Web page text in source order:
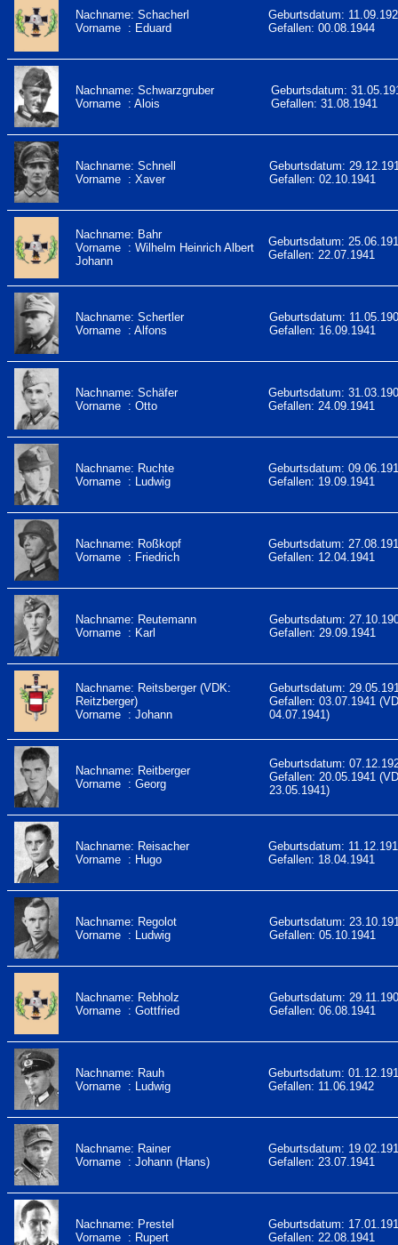
Nachname: Schacherl
Vorname : Eduard
Geburtsdatum:
Gefallen: 00.08.1944
Nachname: Schwarzgruber
Vorname : Alois
Geburtsdatum:
Gefallen: 31.08.1941
Nachname: Schnell
Vorname : Xaver
Geburtsdatum:
Gefallen: 02.10.1941
Nachname: Bahr
Vorname : Wilhelm Heinrich Albert
Johann
Geburtsdatum:
Gefallen: 22.07.1941
Nachname: Schertler
Vorname : Alfons
Geburtsdatum:
Gefallen: 16.09.1941
Nachname: Schäfer
Vorname : Otto
Geburtsdatum:
Gefallen: 24.09.1941
Nachname: Ruchte
Vorname : Ludwig
Geburtsdatum:
Gefallen: 19.09.1941
Nachname: Roßkopf
Vorname : Friedrich
Geburtsdatum:
Gefallen: 12.04.1941
Nachname: Reutemann
Vorname : Karl
Geburtsdatum:
Gefallen: 29.09.1941
Nachname: Reitsberger (VDK:
Reitzberger)
Vorname : Johann
Geburtsdatum:
Gefallen: 03.07.1941
04.07.1941)
Nachname: Reitberger
Vorname : Georg
Geburtsdatum:
Gefallen: 20.05.1941
23.05.1941)
Nachname: Reisacher
Vorname : Hugo
Geburtsdatum:
Gefallen: 18.04.1941
Nachname: Regolot
Vorname : Ludwig
Geburtsdatum:
Gefallen: 05.10.1941
Nachname: Rebholz
Vorname : Gottfried
Geburtsdatum:
Gefallen: 06.08.1941
Nachname: Rauh
Vorname : Ludwig
Geburtsdatum:
Gefallen: 11.06.1942
Nachname: Rainer
Vorname : Johann (Hans)
Geburtsdatum:
Gefallen: 23.07.1941
Nachname: Prestel
Vorname : Rupert
Geburtsdatum:
Gefallen: 22.08.1941